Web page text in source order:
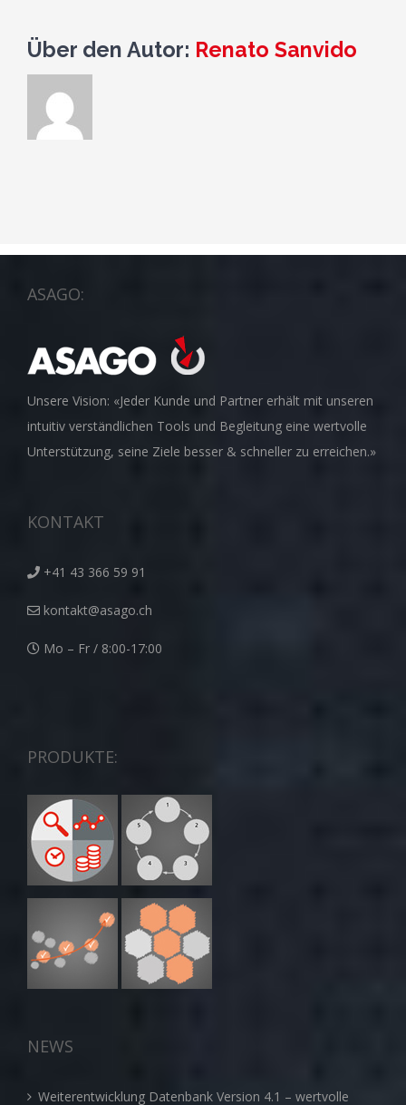
Über den Autor: Renato Sanvido
ASAGO:
Unsere Vision: «Jeder Kunde und Partner erhält mit unseren
intuitiv verständlichen Tools und Begleitung eine wertvolle
Unterstützung, seine Ziele besser & schneller zu erreichen.»
KONTAKT
+41 43 366 59 91
kontakt@asago.ch
Mo – Fr / 8:00-17:00
PRODUKTE:
NEWS
Weiterentwicklung Datenbank Version 4.1 – wertvolle